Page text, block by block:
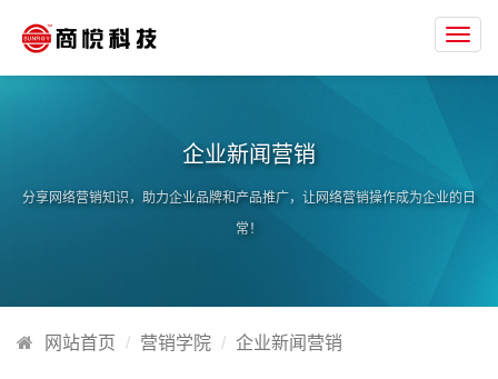
企业新闻营销
分享网络营销知识，助力企业品牌和产品推广，让网络营销操作成为企业的日
常！
网站首页 营销学院 企业新闻营销